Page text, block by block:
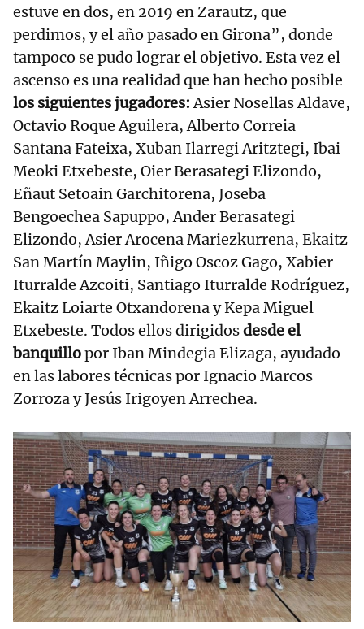
estuve en dos, en 2019 en Zarautz, que
perdimos, y el año pasado en Girona”, donde
tampoco se pudo lograr el objetivo. Esta vez el
ascenso es una realidad que han hecho posible
los siguientes jugadores:Asier Nosellas Aldave,
Octavio Roque Aguilera, Alberto Correia
Santana Fateixa, Xuban Ilarregi Aritztegi, Ibai
Meoki Etxebeste, Oier Berasategi Elizondo,
Eñaut Setoain Garchitorena, Joseba
Bengoechea Sapuppo, Ander Berasategi
Elizondo, Asier Arocena Mariezkurrena, Ekaitz
San Martín Maylin, Iñigo Oscoz Gago, Xabier
Iturralde Azcoiti, Santiago Iturralde Rodríguez,
Ekaitz Loiarte Otxandorena y Kepa Miguel
Etxebeste. Todos ellos dirigidosdesde el
banquillopor Iban Mindegia Elizaga, ayudado
en las labores técnicas por Ignacio Marcos
Zorroza y Jesús Irigoyen Arrechea.